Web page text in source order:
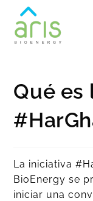
Qué es
La iniciativa
BioEnergy se
iniciar una